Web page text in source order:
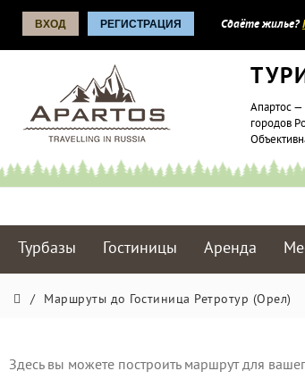
ВХОД РЕГИСТРАЦИЯ Сдаёте жилье?
Апартос —
городов
Турбазы Гостиницы Аренда
/ Маршруты до Гостиница Ретротур (Орел)
Здесь вы можете построить маршрут для